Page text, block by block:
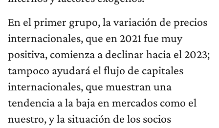
En el primer grupo, la variación de precios
internacionales, que en 2021 fue muy
positiva, comienza a declinar hacia el 2023;
tampoco ayudará el flujo de capitales
internacionales, que muestran una
tendencia a la baja en mercados como el
nuestro, y la situación de los socios